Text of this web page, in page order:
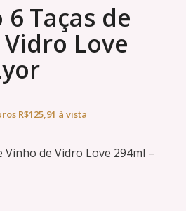
Taças de
Love
R$125,91 à vista
Vinho de Vidro Love 294ml –